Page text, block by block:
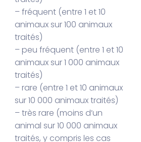
– fréquent (entre 1 et 10
animaux sur 100 animaux
traités)
– peu fréquent (entre 1 et 10
animaux sur 1 000 animaux
traités)
– rare (entre 1 et 10 animaux
sur 10 000 animaux traités)
– très rare (moins d’un
animal sur 10 000 animaux
traités, y compris les cas